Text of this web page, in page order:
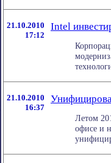
21.10.2010
17:12
Intel
21.10.2010
16:37
Летом
офисе и